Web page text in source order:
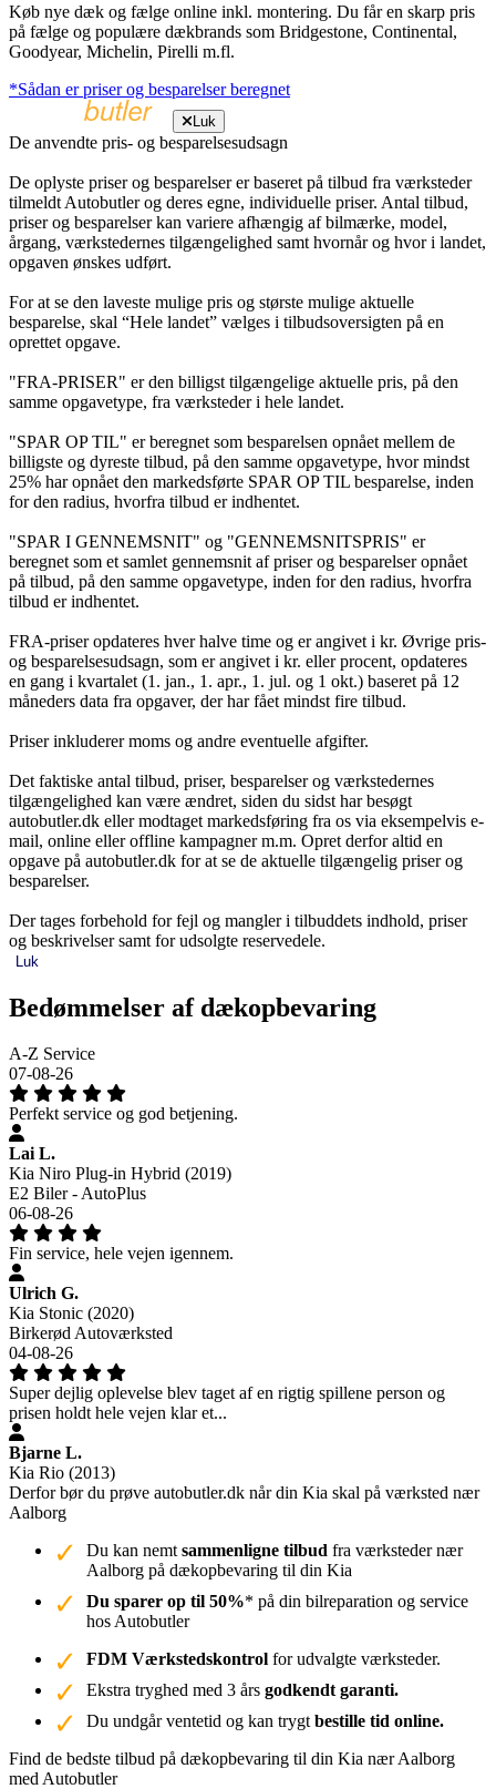
Køb nye dæk og fælge online inkl. montering. Du får en skarp pris
på fælge og populære dækbrands som Bridgestone, Continental,
Goodyear, Michelin, Pirelli m.fl.
*Sådan er priser og besparelser beregnet
Luk
De anvendte pris- og besparelsesudsagn
De oplyste priser og besparelser er baseret på tilbud fra værksteder
tilmeldt Autobutler og deres egne, individuelle priser. Antal tilbud,
priser og besparelser kan variere afhængig af bilmærke, model,
årgang, værkstedernes tilgængelighed samt hvornår og hvor i landet,
opgaven ønskes udført.
For at se den laveste mulige pris og største mulige aktuelle
besparelse, skal “Hele landet” vælges i tilbudsoversigten på en
oprettet opgave.
"FRA-PRISER" er den billigst tilgængelige aktuelle pris, på den
samme opgavetype, fra værksteder i hele landet.
"SPAR OP TIL" er beregnet som besparelsen opnået mellem de
billigste og dyreste tilbud, på den samme opgavetype, hvor mindst
25% har opnået den markedsførte SPAR OP TIL besparelse, inden
for den radius, hvorfra tilbud er indhentet.
"SPAR I GENNEMSNIT" og "GENNEMSNITSPRIS" er
beregnet som et samlet gennemsnit af priser og besparelser opnået
på tilbud, på den samme opgavetype, inden for den radius, hvorfra
tilbud er indhentet.
FRA-priser opdateres hver halve time og er angivet i kr. Øvrige pris-
og besparelsesudsagn, som er angivet i kr. eller procent, opdateres
en gang i kvartalet (1. jan., 1. apr., 1. jul. og 1 okt.) baseret på 12
måneders data fra opgaver, der har fået mindst fire tilbud.
Priser inkluderer moms og andre eventuelle afgifter.
Det faktiske antal tilbud, priser, besparelser og værkstedernes
tilgængelighed kan være ændret, siden du sidst har besøgt
autobutler.dk eller modtaget markedsføring fra os via eksempelvis e-
mail, online eller offline kampagner m.m. Opret derfor altid en
opgave på autobutler.dk for at se de aktuelle tilgængelig priser og
besparelser.
Der tages forbehold for fejl og mangler i tilbuddets indhold, priser
og beskrivelser samt for udsolgte reservedele.
Luk
Bedømmelser af dækopbevaring
A-Z Service
07-08-26
Perfekt service og god betjening.
Lai L.
Kia Niro Plug-in Hybrid (2019)
E2 Biler - AutoPlus
06-08-26
Fin service, hele vejen igennem.
Ulrich G.
Kia Stonic (2020)
Birkerød Autoværksted
04-08-26
Super dejlig oplevelse blev taget af en rigtig spillene person og
prisen holdt hele vejen klar et...
Bjarne L.
Kia Rio (2013)
Derfor bør du prøve autobutler.dk når din Kia skal på værksted nær
Aalborg
Du kan nemtsammenligne tilbud fra værksteder nær
Aalborg på dækopbevaring til din Kia
Du sparer op til 50%* på din bilreparation og service
hos Autobutler
FDM Værkstedskontrol for udvalgte værksteder.
Ekstra tryghed med 3 års godkendt garanti.
Du undgår ventetid og kan trygtbestille tid online.
Find de bedste tilbud på dækopbevaring til din Kia nær Aalborg
med Autobutler